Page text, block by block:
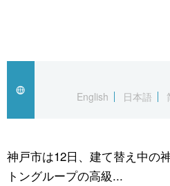
スポーツ・東京2020English
日本語
神戸市は12日、建て替え中の
トングループの高級...